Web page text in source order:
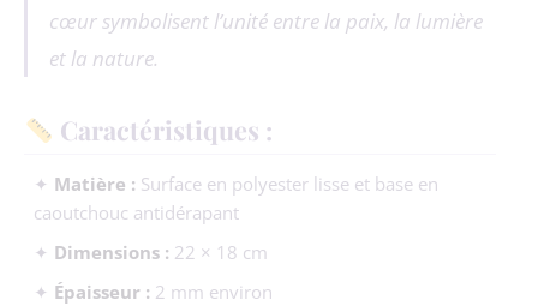
cœur symbolisent l’unité entre la paix, la lumière
et la nature.
Caractéristiques :
✦ Matière : Surface en polyester lisse et base en
caoutchouc antidérapant
✦ Dimensions : 22 × 18 cm
✦ Épaisseur : 2 mm environ